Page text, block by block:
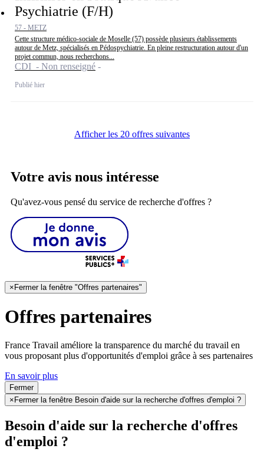
Psychiatrie (F/H)
57 - METZ
Cette structure médico-sociale de Moselle (57) possède plusieurs établissements
autour de Metz, spécialisés en Pédospychiatrie. En pleine restructuration autour d'un
projet commun, nous recherchons...
CDI - Non renseigné
Publié hier
Afficher les 20 offres suivantes
Votre avis nous intéresse
Qu'avez-vous pensé du service de recherche d'offres ?
×Fermer la fenêtre "Offres partenaires"
Offres partenaires
France Travail améliore la transparence du marché du travail en
vous proposant plus d'opportunités d'emploi grâce à ses partenaires
En savoir plus
Fermer
× Fermer la fenêtre Besoin d'aide sur la recherche d'offres d'emploi ?
Besoin d'aide sur la recherche d'offres
d'emploi ?